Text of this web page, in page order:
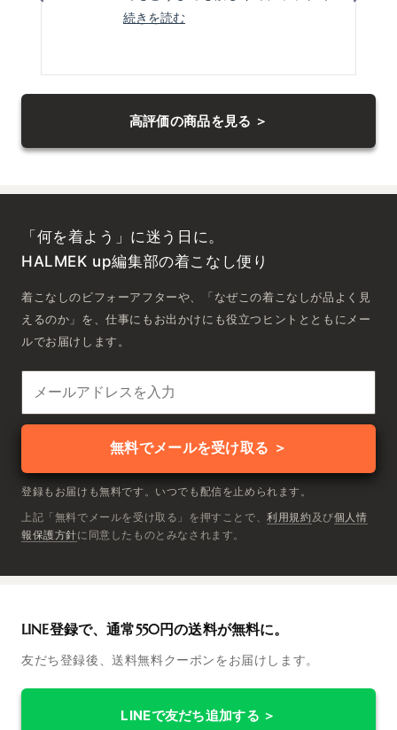
相談して
身長157センチ54キロの身体に適当
続きを読むこ
ー
の
細
読
む
て
ナ
ゲ
ー
ト
ま
す。
高評価の商品を見る ＞
「何を着よう」に迷う日に。
HALMEK up編集部の着こなし便り
着こなしのビフォーアフターや、「なぜこの着こなしが品よく見
えるのか」を、仕事にもお出かけにも役立つヒントとともにメー
ルでお届けします。
無料でメールを受け取る ＞
登録もお届けも無料です。いつでも配信を止められます。
上記「無料でメールを受け取る」を押すことで、利用規約 及び個人情
報保護方針に同意したものとみなされます。
LINE登録で、通常550円の送料が無料に。
友だち登録後、送料無料クーポンをお届けします。
LINEで友だち追加する ＞